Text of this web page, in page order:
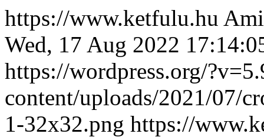
https://www.ketfulu.hu
Wed, 17 Aug 2022
https://wordpress.org/
content/uploads/2021/07/
1-32x32.png https://